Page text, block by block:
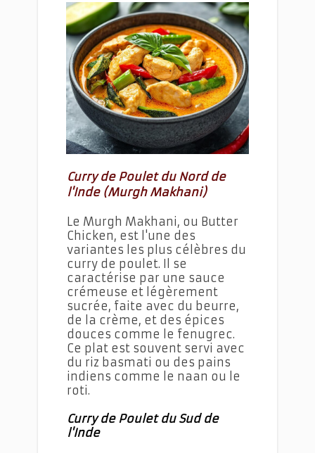
Curry de Poulet : Une Recette Pleine de Saveurs
Curry de Poulet du Nord de
l'Inde (Murgh Makhani)
Le Murgh Makhani, ou Butter
Chicken, est l'une des
variantes les plus célèbres du
curry de poulet. Il se
caractérise par une sauce
crémeuse et légèrement
sucrée, faite avec du beurre,
de la crème, et des épices
douces comme le fenugrec.
Ce plat est souvent servi avec
du riz basmati ou des pains
indiens comme le naan ou le
roti.
Curry de Poulet du Sud de
l'Inde